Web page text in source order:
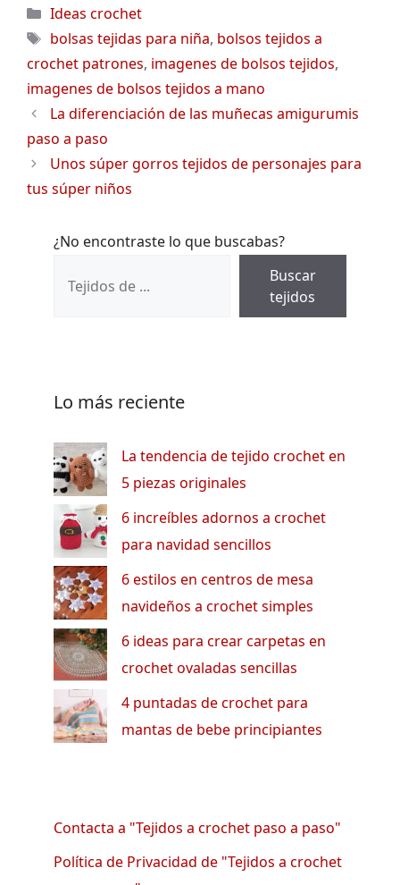
Categorías
Ideas crochet
Etiquetas
bolsas tejidas para niña, bolsos tejidos a
crochet patrones, imagenes de bolsos tejidos,
imagenes de bolsos tejidos a mano
La diferenciación de las muñecas amigurumis
paso a paso
Unos súper gorros tejidos de personajes para
tus súper niños
¿No encontraste lo que buscabas?
Buscar
tejidos
Lo más reciente
La tendencia de tejido crochet en
5 piezas originales
6 increíbles adornos a crochet
para navidad sencillos
6 estilos en centros de mesa
navideños a crochet simples
6 ideas para crear carpetas en
crochet ovaladas sencillas
4 puntadas de crochet para
mantas de bebe principiantes
Contacta a "Tejidos a crochet paso a paso"
Política de Privacidad de "Tejidos a crochet